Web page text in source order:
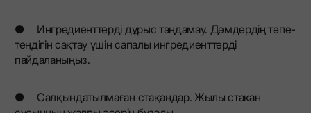
● Ингредиенттерді дұрыс таңдамау. Дәмдердің тепе-
теңдігін сақтау үшін сапалы ингредиенттерді
пайдаланыңыз.
● Салқындатылмаған стақандар. Жылы стакан